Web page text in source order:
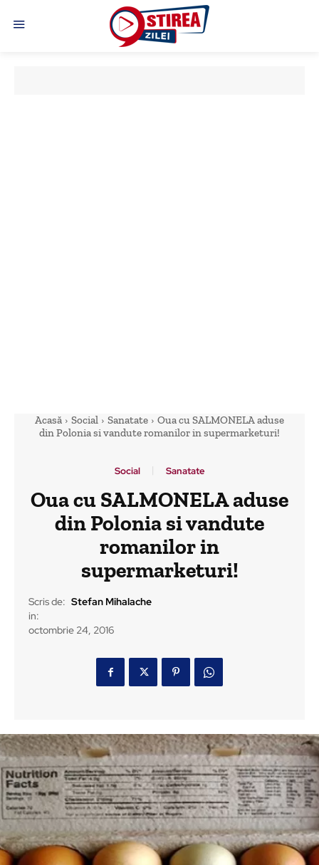
Acasă Social Sanatate
Oua cu SALMONELA aduse
din Polonia si vandute romanilor in supermarketuri!
Social Sanatate
Oua cu SALMONELA aduse
din Polonia si vandute
romanilor in
supermarketuri!
Scris de: Stefan Mihalache
in:
octombrie 24, 2016